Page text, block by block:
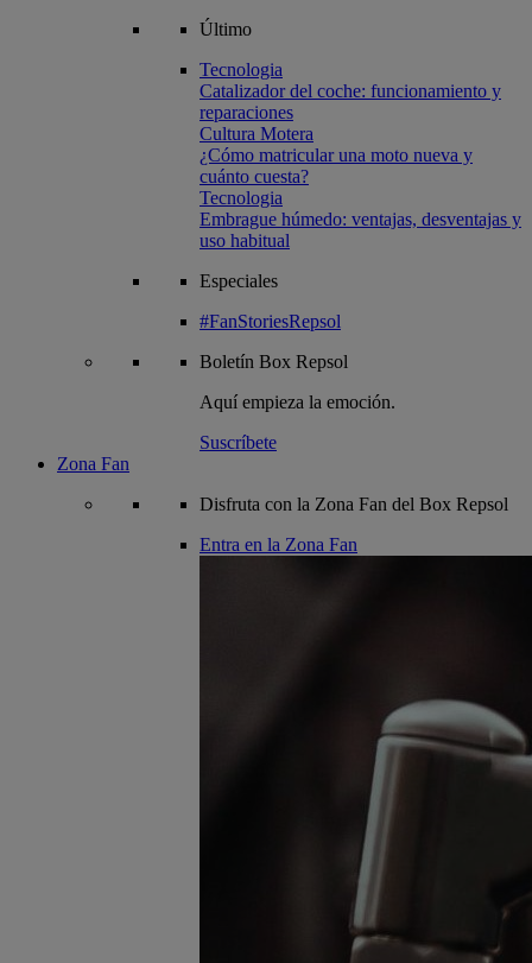
Último
Tecnologia
Catalizador del coche: funcionamiento y
reparaciones
Cultura Motera
¿Cómo matricular una moto nueva y
cuánto cuesta?
Tecnologia
Embrague húmedo: ventajas, desventajas y
uso habitual
Especiales
#FanStoriesRepsol
Boletín Box Repsol
Aquí empieza la emoción.
Suscríbete
Zona Fan
Disfruta con la Zona Fan del Box Repsol
Entra en la Zona Fan